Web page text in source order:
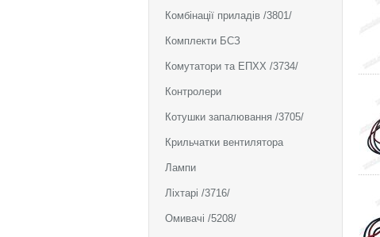
Комбінації приладів /3801/
Комплекти БСЗ
Комутатори та ЕПХХ /3734/
Контролери
Котушки запалювання /3705/
Крильчатки вентилятора
Лампи
Ліхтарі /3716/
Омивачі /5208/